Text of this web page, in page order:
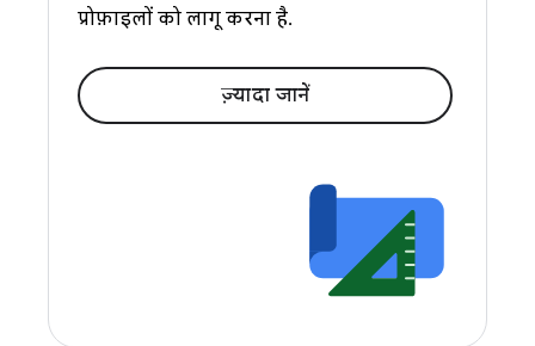
प्रोफ़ाइलों को लागू करना है.
ज़्यादा जानें